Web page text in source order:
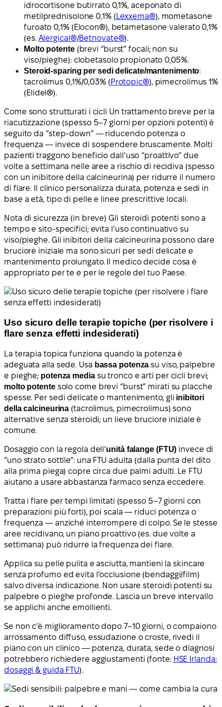
idrocortisone butirrato 0,1%, aceponato di
metilprednisolone 0,1% ( Lexxema®), mometasone
furoato 0,1% (Elocon®), betametasone valerato 0,1%
(es. Alergical®/Betnovate®).
Molto potente(brevi “burst” focali; non su
viso/pieghe): clobetasolo propionato 0,05%.
Steroid-sparing per sedi delicate/mantenimento:
tacrolimus 0,1%/0,03% (Protopic®), pimecrolimus 1%
(Elidel®).
Come sono strutturati i cicli Un trattamento breve per la
riacutizzazione (spesso 5–7 giorni per opzioni potenti) è
seguito da “step-down” — riducendo potenza o
frequenza — invece di sospendere bruscamente. Molti
pazienti traggono beneficio dall’uso “proattivo” due
volte a settimana nelle aree a rischio di recidiva (spesso
con un inibitore della calcineurina) per ridurre il numero
di flare. Il clinico personalizza durata, potenza e sedi in
base a età, tipo di pelle e linee prescrittive locali.
Nota di sicurezza (in breve) Gli steroidi potenti sono a
tempo e sito-specifici; evita l’uso continuativo su
viso/pieghe. Gli inibitori della calcineurina possono dare
bruciore iniziale ma sono sicuri per sedi delicate e
mantenimento prolungato. Il medico decide cosa è
appropriato per te e per le regole del tuo Paese.
Uso sicuro delle terapie topiche (per risolvere i
flare senza effetti indesiderati)
La terapia topica funziona quando la potenza è
adeguata alla sede. Usa bassa potenza su viso, palpebre
e pieghe; potenza mediasu tronco e arti per cicli brevi;
molto potentesolo come brevi “burst” mirati su placche
spesse. Per sedi delicate o mantenimento, gli inibitori
della calcineurina (tacrolimus, pimecrolimus) sono
alternative senza steroidi; un lieve bruciore iniziale è
comune.
Dosaggio con la regola dell’unità falange (FTU) invece di
“uno strato sottile”: una FTU adulta (dalla punta del dito
alla prima piega) copre circa due palmi adulti. Le FTU
aiutano a usare abbastanza farmaco senza eccedere.
Tratta i flare per tempi limitati (spesso 5–7 giorni con
preparazioni più forti), poi scala — riduci potenza o
frequenza — anziché interrompere di colpo. Se le stesse
aree recidivano, un piano proattivo (es. due volte a
settimana) può ridurre la frequenza dei flare.
Applica su pelle pulita e asciutta, mantieni la skincare
senza profumo ed evita l’occlusione (bendaggi/film)
salvo diversa indicazione. Non usare steroidi potenti su
palpebre o pieghe profonde. Lascia un breve intervallo
se applichi anche emollienti.
Se non c’è miglioramento dopo 7–10 giorni, o compaiono
arrossamento diffuso, essudazione o croste, rivedi il
piano con un clinico — potenza, durata, sede o diagnosi
potrebbero richiedere aggiustamenti (fonte: HSE Irlanda:
dosaggi & guida FTU).